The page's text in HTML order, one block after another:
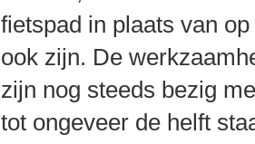
fietspad in plaats van
ook zijn. De
zijn nog steeds bezig
tot ongeveer de helft